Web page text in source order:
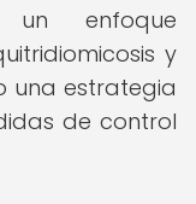
un enfoque
y
una estrategia
de control